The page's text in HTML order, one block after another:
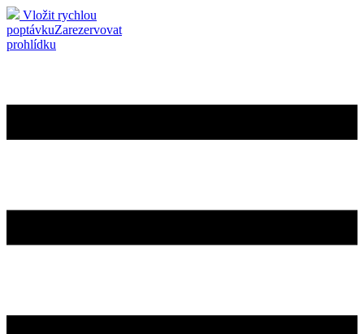
Vložit rychlou
poptávkuZarezervovat
prohlídku